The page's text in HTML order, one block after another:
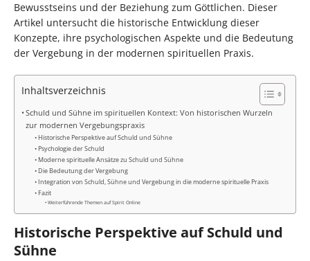
Bewusstseins und der Beziehung zum Göttlichen. Dieser
Artikel untersucht die historische Entwicklung dieser
Konzepte, ihre psychologischen Aspekte und die Bedeutung
der Vergebung in der modernen spirituellen Praxis.
Inhaltsverzeichnis
Schuld und Sühne im spirituellen Kontext: Von historischen Wurzeln
zur modernen Vergebungspraxis
Historische Perspektive auf Schuld und Sühne
Psychologie der Schuld
Moderne spirituelle Ansätze zu Schuld und Sühne
Die Bedeutung der Vergebung
Integration von Schuld, Sühne und Vergebung in die moderne spirituelle Praxis
Fazit
Weiterführende Themen auf Spirit Online
Historische Perspektive auf Schuld und
Sühne